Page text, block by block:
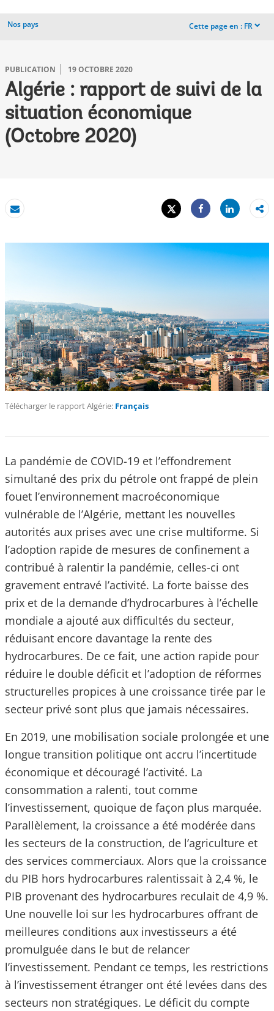
Nos pays Cette page en : FR dropdown
PUBLICATION 19 OCTOBRE 2020
Algérie : rapport de suivi de la
situation économique
(Octobre 2020)
Email
Tweet
Share
Share
Télécharger le rapport Algérie: Français
La pandémie de COVID-19 et l’effondrement
simultané des prix du pétrole ont frappé de plein
fouet l’environnement macroéconomique
vulnérable de l’Algérie, mettant les nouvelles
autorités aux prises avec une crise multiforme. Si
l’adoption rapide de mesures de confinement a
contribué à ralentir la pandémie, celles-ci ont
gravement entravé l’activité. La forte baisse des
prix et de la demande d’hydrocarbures à l’échelle
mondiale a ajouté aux difficultés du secteur,
réduisant encore davantage la rente des
hydrocarbures. De ce fait, une action rapide pour
réduire le double déficit et l’adoption de réformes
structurelles propices à une croissance tirée par le
secteur privé sont plus que jamais nécessaires.
En 2019, une mobilisation sociale prolongée et une
longue transition politique ont accru l’incertitude
économique et découragé l’activité. La
consommation a ralenti, tout comme
l’investissement, quoique de façon plus marquée.
Parallèlement, la croissance a été modérée dans
les secteurs de la construction, de l’agriculture et
des services commerciaux. Alors que la croissance
du PIB hors hydrocarbures ralentissait à 2,4 %, le
PIB provenant des hydrocarbures reculait de 4,9 %.
Une nouvelle loi sur les hydrocarbures offrant de
meilleures conditions aux investisseurs a été
promulguée dans le but de relancer
l’investissement. Pendant ce temps, les restrictions
à l’investissement étranger ont été levées dans des
secteurs non stratégiques. Le déficit du compte